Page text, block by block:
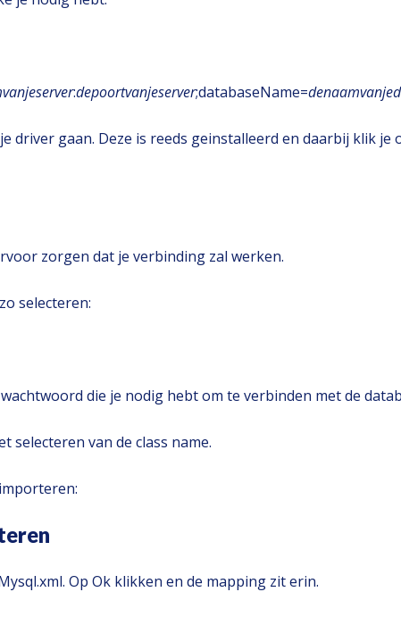
:depoortvanjeserver;databaseName=
driver gaan. Deze is reeds geinstalleerd en daarbij klik je
zorgen dat je verbinding zal werken.
selecteren:
die je nodig hebt om te verbinden met de
selecteren van de class name.
Op Ok klikken en de mapping zit erin.